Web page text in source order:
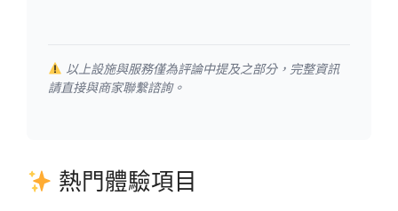
以上設施與服務僅為評論中提及之部分，完整資訊
請直接與商家聯繫諮詢。
熱門體驗項目